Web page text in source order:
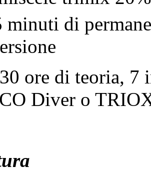
minuti di
ore di teoria, 7
Diver o